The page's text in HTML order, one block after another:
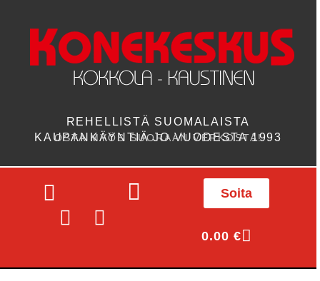
REHELLISTÄ SUOMALAISTA
KAUPANKÄYNTIÄ JO VUODESTA 1993
OSTA MYÖS SUORAAN VERKOSTA!
Soita
0.00 €